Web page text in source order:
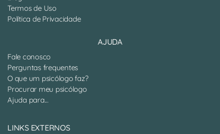
Termos de Uso
Política de Privacidade
AJUDA
Fale conosco
Perguntas frequentes
O que um psicólogo faz?
Procurar meu psicólogo
Ajuda para...
LINKS EXTERNOS